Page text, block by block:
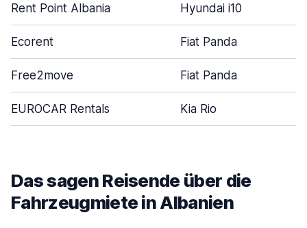
Rent Point Albania Hyundai i10
Ecorent Fiat Panda
Free2move Fiat Panda
EUROCAR Rentals Kia Rio
Das sagen Reisende über die
Fahrzeugmiete in Albanien